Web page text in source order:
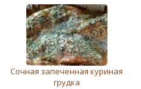
Сочная запеченная куриная
грудка